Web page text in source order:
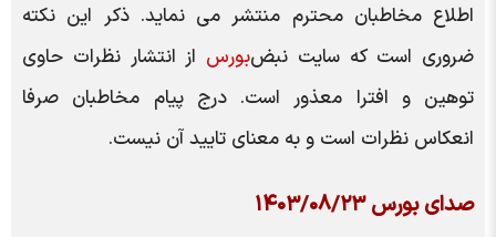
اطلاع مخاطبان محترم منتشر می نماید. ذکر این نکته
ضروری است که سایت نبض‌بورس از انتشار نظرات حاوی
توهین و افترا معذور است. درج پیام مخاطبان صرفا
انعکاس نظرات است و به معنای تایید آن نیست.
صدای بورس ۱۴۰۳/۰۸/۲۳